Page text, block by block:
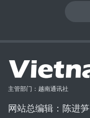
主管部门：越南通讯社
网站总编辑：陈进笋